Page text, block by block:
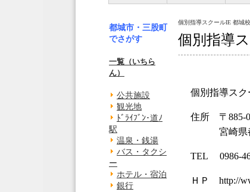
都城市・三股町
でさがす
一覧（いちら
ん）
公共施設
観光地
ﾄﾞﾗｲﾌﾞﾝ･道ﾉ
駅
温泉・銭湯
バス・タクシ
ー
ホテル・宿泊
銀行
個別指導スクールIE 都城
個別指導
個別指導スク
住所 〒885-
宮崎県都城
TEL 0986-
ＨＰ http://